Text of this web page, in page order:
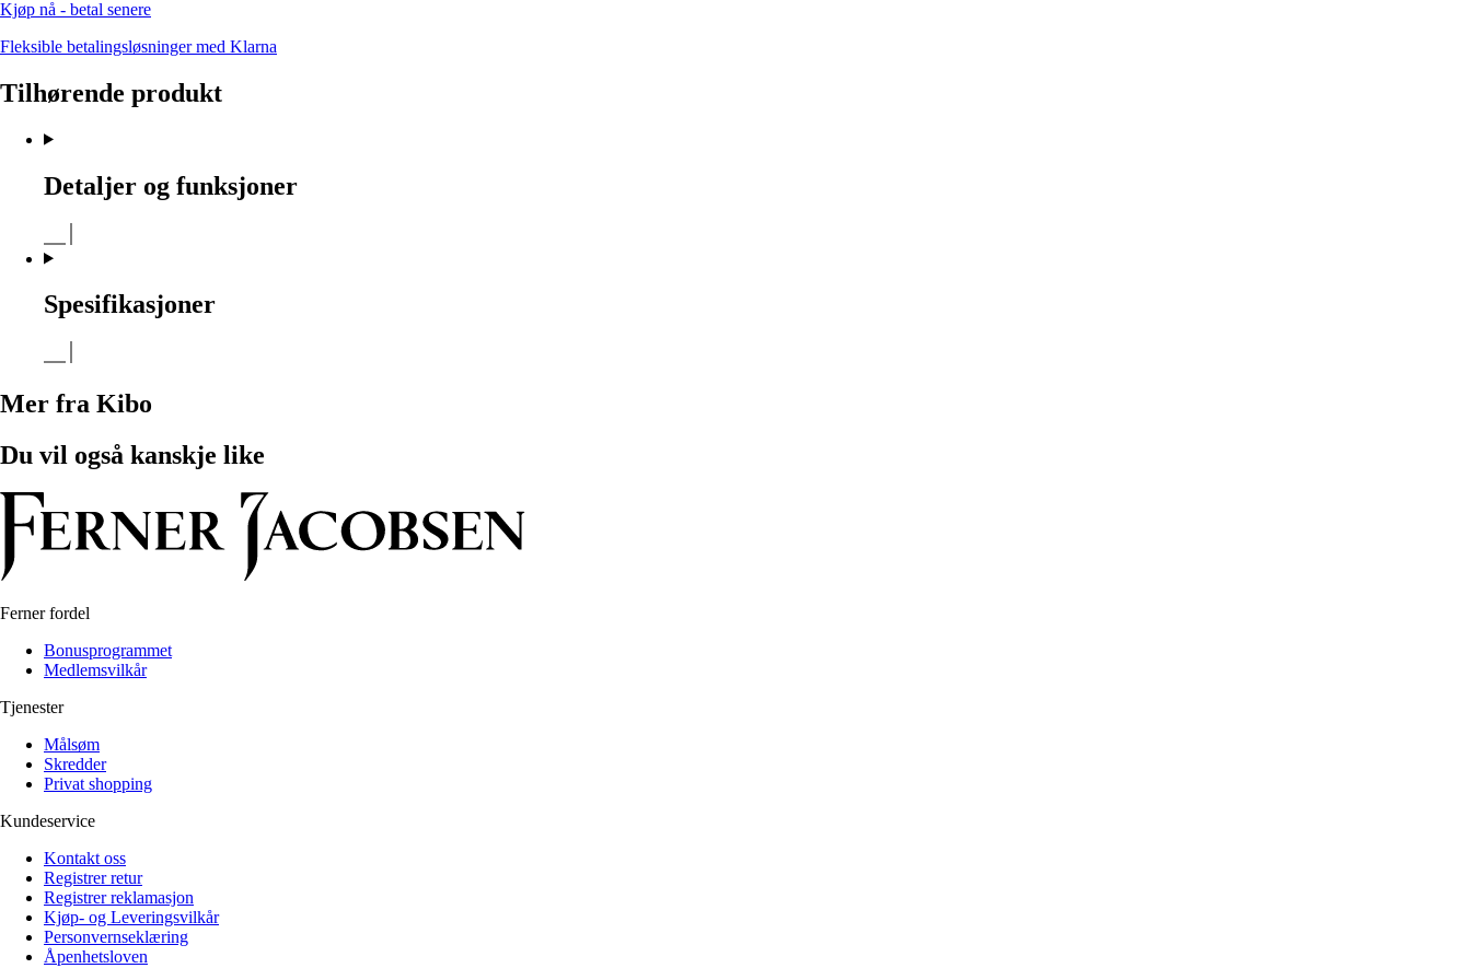
Kjøp nå - betal senere
Fleksible betalingsløsninger med Klarna
Tilhørende produkt
Detaljer og funksjoner
Spesifikasjoner
Mer fra Kibo
Du vil også kanskje like
Ferner fordel
Bonusprogrammet
Medlemsvilkår
Tjenester
Målsøm
Skredder
Privat shopping
Kundeservice
Kontakt oss
Registrer retur
Registrer reklamasjon
Kjøp- og Leveringsvilkår
Personvernseklæring
Åpenhetsloven